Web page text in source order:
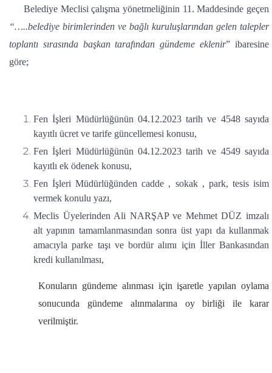
Belediye Meclisi çalışma yönetmeliğinin 11. Maddesinde geçen
“…..belediye birimlerinden ve bağlı kuruluşlarından gelen talepler
toplantı sırasında başkan tarafından gündeme eklenir” ibaresine
göre;
Fen İşleri Müdürlüğünün 04.12.2023 tarih ve 4548 sayıda
kayıtlı ücret ve tarife güncellemesi konusu,
Fen İşleri Müdürlüğünün 04.12.2023 tarih ve 4549 sayıda
kayıtlı ek ödenek konusu,
Fen İşleri Müdürlüğünden cadde , sokak , park, tesis isim
vermek konulu yazı,
Meclis Üyelerinden Ali NARŞAP ve Mehmet DÜZ imzalı
alt yapının tamamlanmasından sonra üst yapı da kullanmak
amacıyla parke taşı ve bordür alımı için İller Bankasından
kredi kullanılması,
Konuların gündeme alınması için işaretle yapılan oylama
sonucunda gündeme alınmalarına oy birliği ile karar
verilmiştir.